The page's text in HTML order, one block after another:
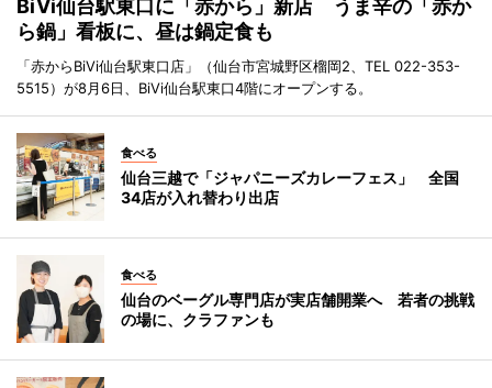
BiVi仙台駅東口に「赤から」新店 うま辛の「赤か
ら鍋」看板に、昼は鍋定食も
「赤からBiVi仙台駅東口店」（仙台市宮城野区榴岡2、TEL 022-353-
5515）が8月6日、BiVi仙台駅東口4階にオープンする。
食べる
仙台三越で「ジャパニーズカレーフェス」 全国
34店が入れ替わり出店
食べる
仙台のベーグル専門店が実店舗開業へ 若者の挑戦
の場に、クラファンも